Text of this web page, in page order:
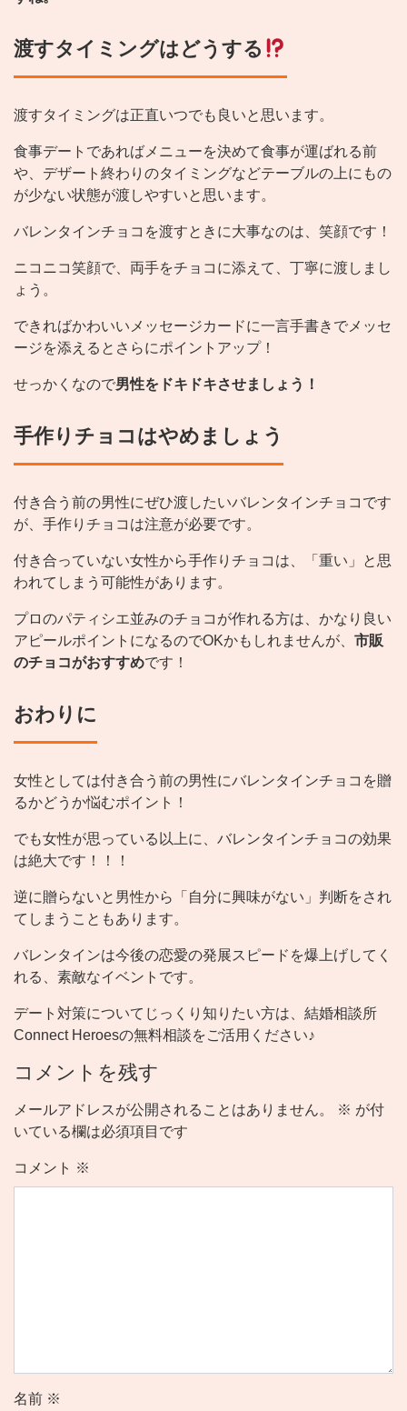
渡すタイミングはどうする
渡すタイミングは正直いつでも良いと思います。
食事デートであればメニューを決めて食事が運ばれる前
や、デザート終わりのタイミングなどテーブルの上にもの
が少ない状態が渡しやすいと思います。
バレンタインチョコを渡すときに大事なのは、笑顔です！
ニコニコ笑顔で、両手をチョコに添えて、丁寧に渡しまし
ょう。
できればかわいいメッセージカードに一言手書きでメッセ
ージを添えるとさらにポイントアップ！
せっかくなので男性をドキドキさせましょう！
手作りチョコはやめましょう
付き合う前の男性にぜひ渡したいバレンタインチョコです
が、手作りチョコは注意が必要です。
付き合っていない女性から手作りチョコは、「重い」と思
われてしまう可能性があります。
プロのパティシエ並みのチョコが作れる方は、かなり良い
アピールポイントになるのでOKかもしれませんが、 市販
のチョコがおすすめです！
おわりに
女性としては付き合う前の男性にバレンタインチョコを贈
るかどうか悩むポイント！
でも女性が思っている以上に、バレンタインチョコの効果
は絶大です！！！
逆に贈らないと男性から「自分に興味がない」判断をされ
てしまうこともあります。
バレンタインは今後の恋愛の発展スピードを爆上げしてく
れる、素敵なイベントです。
デート対策についてじっくり知りたい方は、結婚相談所
Connect Heroesの無料相談をご活用ください♪
コメントを残す
メールアドレスが公開されることはありません。 ※ が付
いている欄は必須項目です
コメント ※
名前 ※